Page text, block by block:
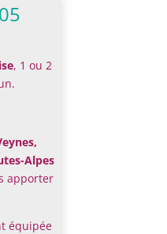
, 1 ou 2
Alpes
apporter
équipée